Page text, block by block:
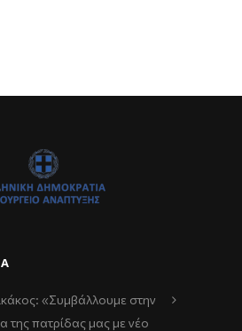
«Συμβάλλουμε στην
της πατρίδας μας με νέο